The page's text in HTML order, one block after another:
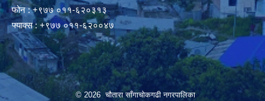
फोन : +९७७ ०११-६२०३१३
फ्याक्स : +९७७ ०११-६२००४७
© 2026 चौतारा साँगाचोकगढी नगरपालिका